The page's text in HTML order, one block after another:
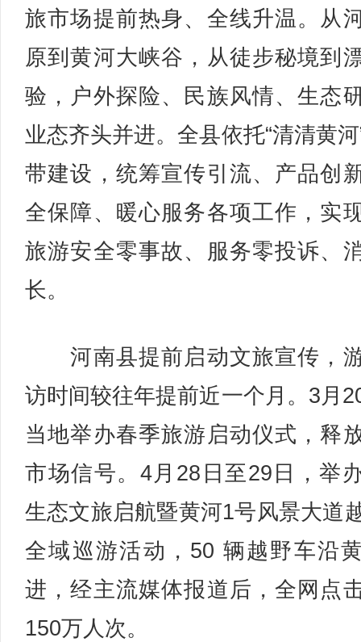
旅市场提前热身、全线升温。从
原到黄河大峡谷，从徒步秘境到
验，户外探险、民族风情、生态
业态齐头并进。全县依托“清清黄
带建设，统筹宣传引流、产品创
全保障、暖心服务各项工作，实
旅游安全零事故、服务零投诉、
长。
河南县提前启动文旅宣传，
访时间较往年提前近一个月。3月
当地举办春季旅游启动仪式，释
市场信号。4月28日至29日，举
生态文旅启航暨黄河1号风景大道
全域巡游活动，50 辆越野车沿
进，经主流媒体报道后，全网点
150万人次。